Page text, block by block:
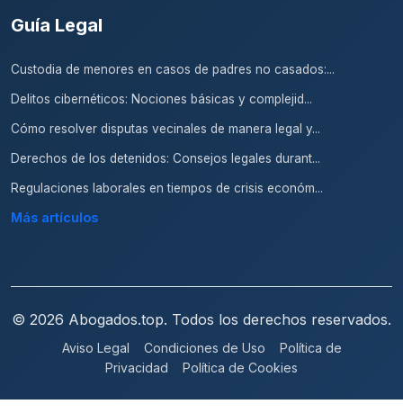
Guía Legal
Custodia de menores en casos de padres no casados:...
Delitos cibernéticos: Nociones básicas y complejid...
Cómo resolver disputas vecinales de manera legal y...
Derechos de los detenidos: Consejos legales durant...
Regulaciones laborales en tiempos de crisis económ...
Más artículos
© 2026 Abogados.top. Todos los derechos reservados.
Aviso Legal Condiciones de Uso
Política de
Privacidad
Política de Cookies